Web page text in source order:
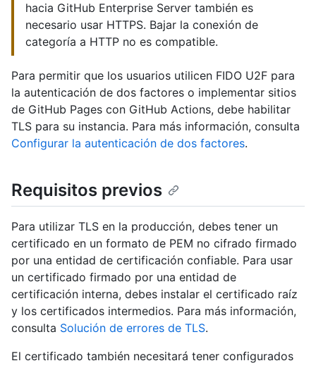
hacia GitHub Enterprise Server también es
necesario usar HTTPS. Bajar la conexión de
categoría a HTTP no es compatible.
Para permitir que los usuarios utilicen FIDO U2F para
la autenticación de dos factores o implementar sitios
de GitHub Pages con GitHub Actions, debe habilitar
TLS para su instancia. Para más información, consulta
Configurar la autenticación de dos factores.
Requisitos previos
Para utilizar TLS en la producción, debes tener un
certificado en un formato de PEM no cifrado firmado
por una entidad de certificación confiable. Para usar
un certificado firmado por una entidad de
certificación interna, debes instalar el certificado raíz
y los certificados intermedios. Para más información,
consulta Solución de errores de TLS.
El certificado también necesitará tener configurados